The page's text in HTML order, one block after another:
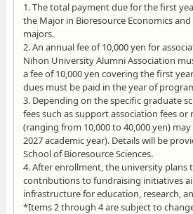
1. The total payment due for the first
the Major in Bioresource Economics
majors.
2. An annual fee of 10,000 yen for
Nihon University Alumni Association
a fee of 10,000 yen covering the first
dues must be paid in the year of
3. Depending on the specific graduate
fees such as support association fees or
(ranging from 10,000 to 40,000 yen)
2027 academic year). Details will be
School of Bioresource Sciences.
4. After enrollment, the university plans
contributions to fundraising initiatives
infrastructure for education, research,
*Items 2 through 4 are subject to